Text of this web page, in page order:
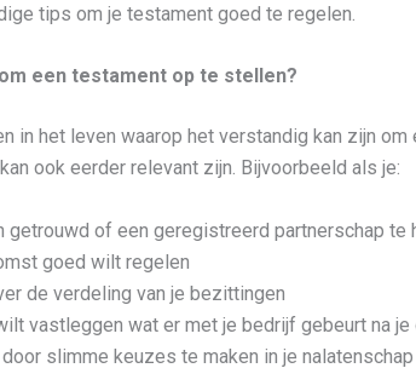
tips om je testament goed te regelen.
een testament op te stellen?
in het leven waarop het verstandig kan zijn
ook eerder relevant zijn. Bijvoorbeeld als je:
getrouwd of een geregistreerd partnerschap te
goed wilt regelen
de verdeling van je bezittingen
vastleggen wat er met je bedrijf gebeurt na je
slimme keuzes te maken in je nalatenschap